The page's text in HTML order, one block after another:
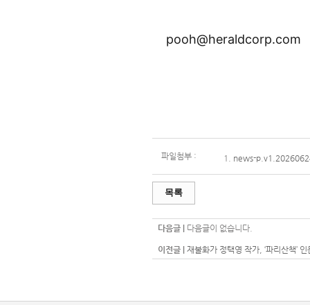
pooh@heraldcorp.com
파일첨부 : 1. news-
목록
다음글 | 다음글이 없습니다.
이전글 | 재불화가 정택영 작가, ‘파리산책’